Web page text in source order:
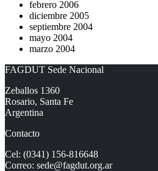
febrero 2006
diciembre 2005
septiembre 2004
mayo 2004
marzo 2004
FAGDUT Sede Nacional
Zeballos 1360
Rosario, Santa Fe
Argentina
Contacto
Cel: (0341) 156-816648
Correo: sede@fagdut.org.ar